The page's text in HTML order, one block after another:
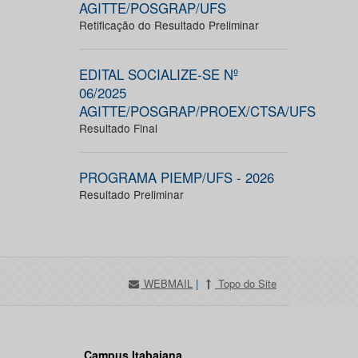
AGITTE/POSGRAP/UFS
Retificação do Resultado Preliminar
EDITAL SOCIALIZE-SE Nº
06/2025
AGITTE/POSGRAP/PROEX/CTSA/UFS
Resultado Final
PROGRAMA PIEMP/UFS - 2026
Resultado Preliminar
WEBMAIL | Topo do Site
Campus Itabaiana